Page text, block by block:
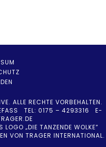
ALLE RECHTE VORBEHALTEN.
TEL: 0175 – 4293316 E-
„DIE TANZENDE WOLKE”
VON TRAGER INTERNATIONAL.